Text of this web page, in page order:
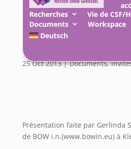
Recherches
Vie de CSF/
Documents
Workspace
Deutsch
Mon père,
inconnu
25 Oct 2013|Documents,
Présentation faite par Gerlinda
de BOW i.n.(www.bowin.eu) à